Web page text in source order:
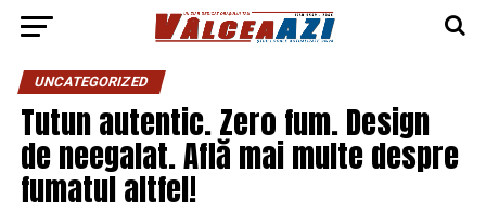
UNCATEGORIZED
Tutun autentic. Zero fum. Design
de neegalat. Află mai multe despre
fumatul altfel!